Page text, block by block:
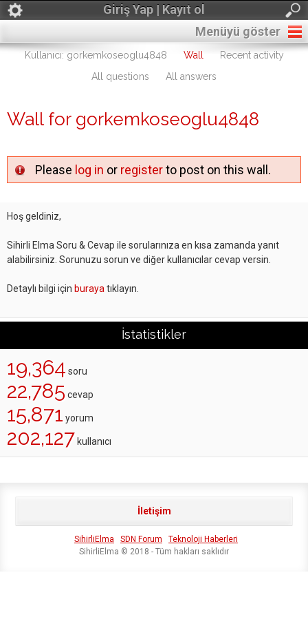
Giriş Yap | Kayıt ol
Menüyü göster
Kullanıcı: gorkemkoseoglu4848 Wall
Recent activity
All questions
All answers
Wall for gorkemkoseoglu4848
Please log in or registerto post on this wall.
Hoş geldiniz,
Sihirli Elma Soru & Cevap ile sorularınıza en kısa zamanda yanıt
alabilirsiniz. Sorunuzu sorun ve diğer kullanıcılar cevap versin.
Detaylı bilgi için buraya tıklayın.
İstatistikler
19,364 soru
22,785 cevap
15,871 yorum
202,127 kullanıcı
İletişim
SihirliElma SDN Forum
Teknoloji Haberleri
SihirliElma © 2018 - Tüm hakları saklıdır